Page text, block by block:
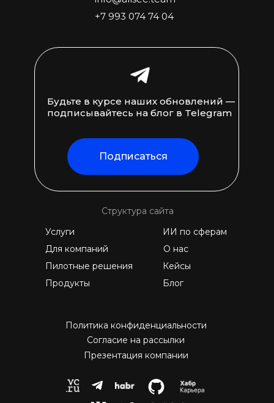
+7 993 074 74 04
Презентация компании
Согласие на рассылки
Политика конфиденциальности
Подписаться
Будьте в курсе наших обновлений —
подписывайтесь на блог в Telegram
Блог
Продукты
Для компаний
ИИ по сферам
Пилотные решения
Услуги
Кейсы
О нас
Структура сайта